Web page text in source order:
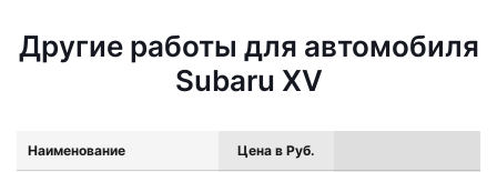
Другие работы для автомобиля
Subaru XV
Наименование Цена в Руб.